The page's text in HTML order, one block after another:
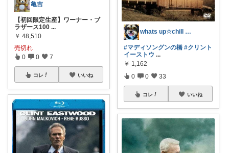
亀吉
【初回限定生産】ワーナー・ブ
ラザース100 ...
￥ 48,510
売切れ
0 0 7
コレ いいね
whats up☆chill out
#マディソングンの橋 #クリント
イーストウ ...
￥ 1,162
0 0 33
コレ いいね